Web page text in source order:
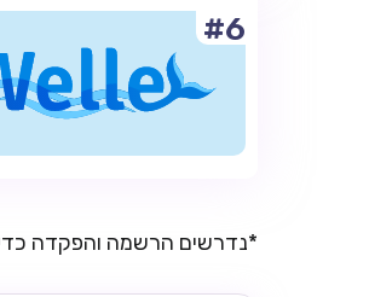
#6
*נדרשים הרשמה והפקדה